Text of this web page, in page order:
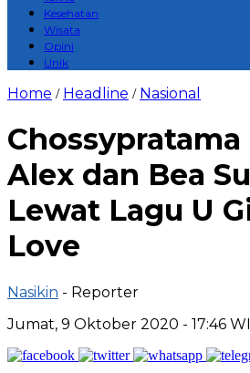
Kesehatan
Wisata
Opini
Unik
Home / Headline / Nasional
Alex dan Bea
Lewat Lagu U
Love
Nasikin - Reporter
Jumat, 9 Oktober 2020 - 17:46